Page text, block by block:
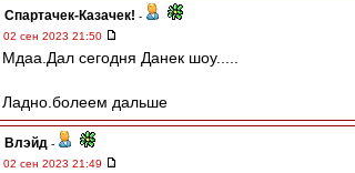
Спартачек-Казачек! -
02 сен 2023 21:50
Мдаа.Дал сегодня Данек шоу.....
Ладно.болеем дальше
Влэйд -
02 сен 2023 21:49